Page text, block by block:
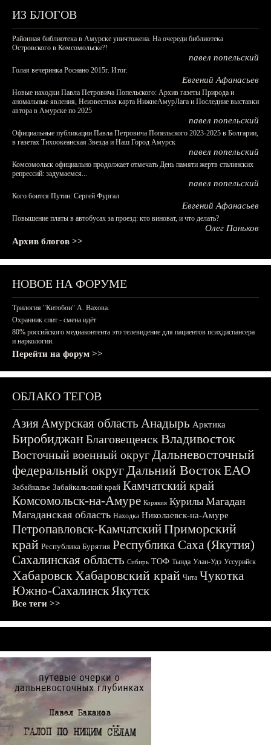
ИЗ БЛОГОВ
Районная библиотека в Амурске уничтожена. На очереди библиотека
Островского в Комсомольске?!
павел попельский
Голая вечеринка Роснано 2015г. Итог.
Евгений Афанасьев
Новые находки Павла Петровича Попельского: Архив газеты Природа и
аномальные явления, Неизвестная карта НижнеАмурЛага и Последние выставки
автора в Амурске по 2025
павел попельский
Официальные публикации Павла Петровича Попельского 2023-2025 в Болгарии,
в газетах Тихоокеанская Звезда и Наш Город Амурск
павел попельский
Комсомольск официально продолжает отмечать День памяти жертв сталинских
репрессий: задумаемся...
павел попельский
Кого боится Путин: Сергей Фургал
Евгений Афанасьев
Повышение платы в автобусах за проезд: кто виноват, и что делать?
Олег Паньков
Архив блогов >>
НОВОЕ НА ФОРУМЕ
Трилогия "Китобои" А. Вахова.
Охранник спит - смена идёт
80% российского медиаконтента это телевидение для пациентов психдиспансера
и наркологии.
Перейти на форум >>
ОБЛАКО ТЕГОВ
АзияАмурская область Анадырь Арктика
БиробиджанБлаговещенскВладивосток
Восточный военный округДальневосточный
федеральный округДальний ВостокЕАО
Забайкалье Забайкальский край Камчатский край
Комсомольск-на-Амуре Корякия Курилы Магадан
Магаданская область Находка Николаевск-на-Амуре
Петропавловск-КамчатскийПриморский
край Республика Бурятия Республика Саха (Якутия)
Сахалинская область Сибирь ТОФ Тында Улан-Удэ Уссурийск
ХабаровскХабаровский край Чита Чукотка
Южно-СахалинскЯкутск
Все теги >>